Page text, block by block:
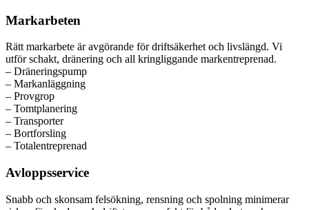
Markarbeten
Rätt markarbete är avgörande för driftsäkerhet och livslängd. Vi
utför schakt, dränering och all kringliggande markentreprenad.
– Dräneringspump
– Markanläggning
– Provgrop
– Tomtplanering
– Transporter
– Bortforsling
– Totalentreprenad
Avloppsservice
Snabb och skonsam felsökning, rensning och spolning minimerar